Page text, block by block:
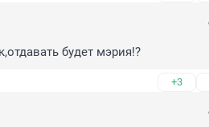
будет мэрия!?
+3